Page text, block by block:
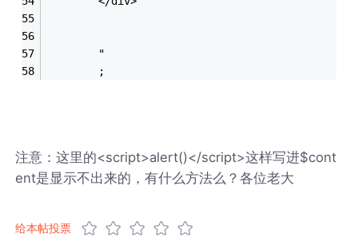
		"
		;
注意：这里的<script>alert()</script>这样写进$cont
ent是显示不出来的，有什么方法么？各位老大
给本帖投票